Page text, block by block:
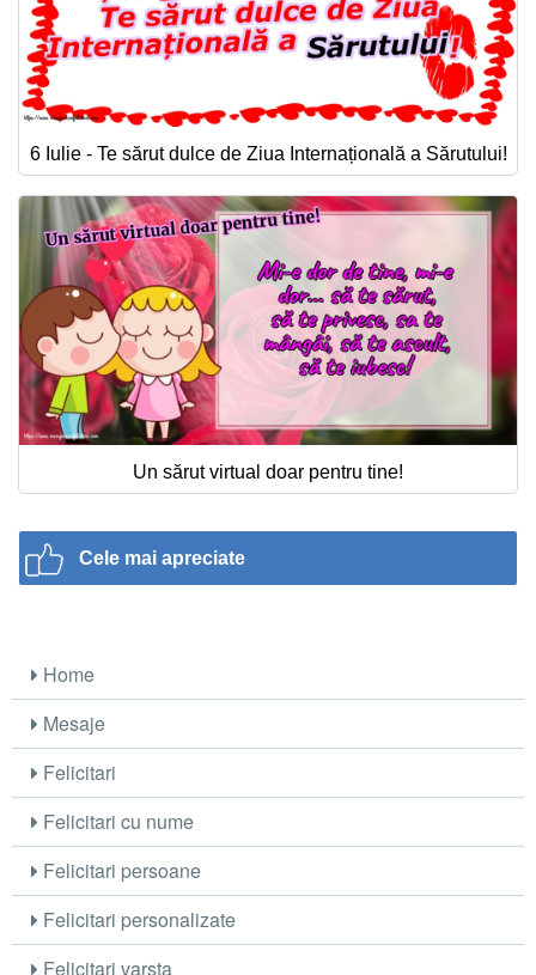
6 Iulie - Te sărut dulce de Ziua Internațională a Sărutului!
Un sărut virtual doar pentru tine!
Cele mai apreciate
Home
Mesaje
Felicitari
Felicitari cu nume
Felicitari persoane
Felicitari personalizate
Felicitari varsta